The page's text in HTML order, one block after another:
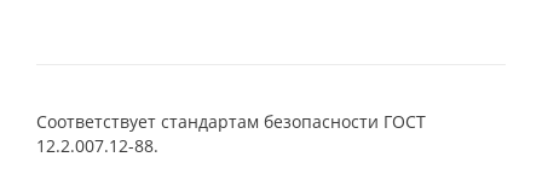
Соответствует стандартам безопасности ГОСТ
12.2.007.12-88.